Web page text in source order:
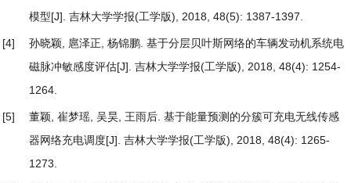
模型[J]. 吉林大学学报(工学版), 2018, 48(5): 1387-1397.
[4] 孙晓颖, 扈泽正, 杨锦鹏. 基于分层贝叶斯网络的车辆发动机系统电
磁脉冲敏感度评估[J]. 吉林大学学报(工学版), 2018, 48(4): 1254-
1264.
[5] 董颖, 崔梦瑶, 吴昊, 王雨后. 基于能量预测的分簇可充电无线传感
器网络充电调度[J]. 吉林大学学报(工学版), 2018, 48(4): 1265-
1273.